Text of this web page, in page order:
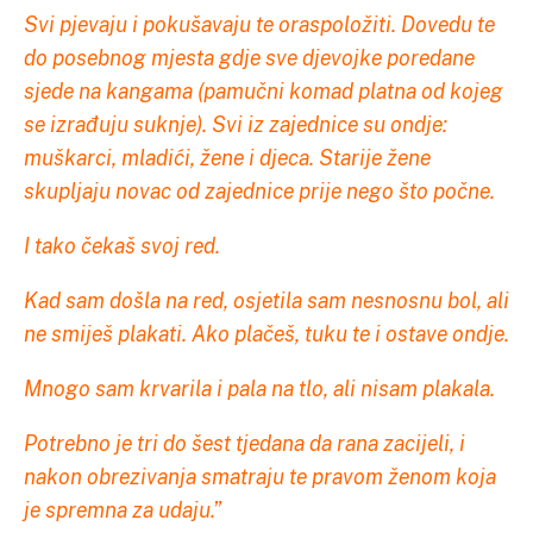
Svi pjevaju i pokušavaju te oraspoložiti. Dovedu te
do posebnog mjesta gdje sve djevojke poredane
sjede na kangama (pamučni komad platna od kojeg
se izrađuju suknje). Svi iz zajednice su ondje:
muškarci, mladići, žene i djeca. Starije žene
skupljaju novac od zajednice prije nego što počne.
I tako čekaš svoj red.
Kad sam došla na red, osjetila sam nesnosnu bol, ali
ne smiješ plakati. Ako plačeš, tuku te i ostave ondje.
Mnogo sam krvarila i pala na tlo, ali nisam plakala.
Potrebno je tri do šest tjedana da rana zacijeli, i
nakon obrezivanja smatraju te pravom ženom koja
je spremna za udaju.”